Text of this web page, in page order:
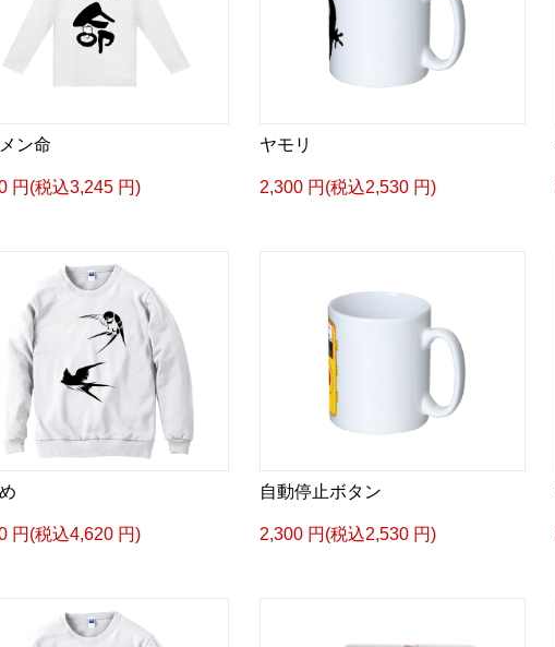
ン命
円(税込3,245 円)
ヤモリ
2,300 円(税込2,530 円)
円(税込4,620 円)
自動停止ボタン
2,300 円(税込2,530 円)